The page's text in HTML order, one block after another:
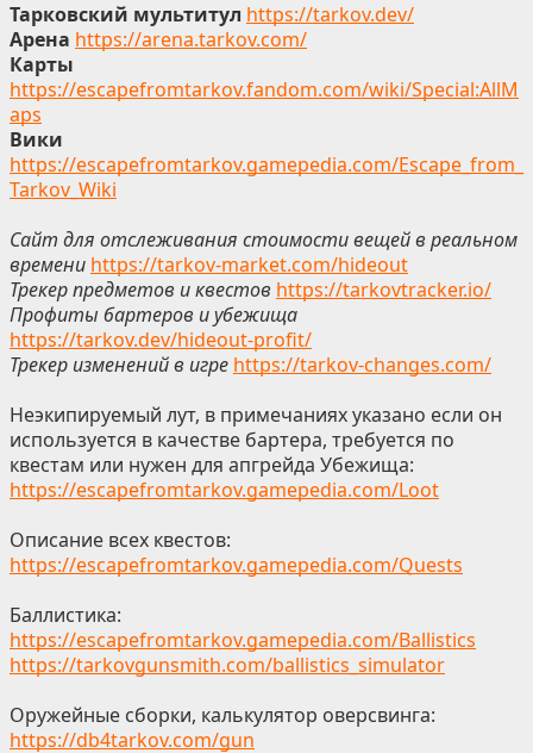
Тарковский мультитул https://tarkov.dev/
Арена https://arena.tarkov.com/
Карты
https://escapefromtarkov.fandom.com/wiki/Special:AllM
aps
Вики
https://escapefromtarkov.gamepedia.com/Escape_from_
Tarkov_Wiki
Сайт для отслеживания стоимости вещей в реальном
времени https://tarkov-market.com/hideout
Трекер предметов и квестов https://tarkovtracker.io/
Профиты бартеров и убежища
https://tarkov.dev/hideout-profit/
Трекер изменений в игре https://tarkov-changes.com/
Неэкипируемый лут, в примечаниях указано если он
используется в качестве бартера, требуется по
квестам или нужен для апгрейда Убежища:
https://escapefromtarkov.gamepedia.com/Loot
Описание всех квестов:
https://escapefromtarkov.gamepedia.com/Quests
Баллистика:
https://escapefromtarkov.gamepedia.com/Ballistics
https://tarkovgunsmith.com/ballistics_simulator
Оружейные сборки, калькулятор оверсвинга:
https://db4tarkov.com/gun